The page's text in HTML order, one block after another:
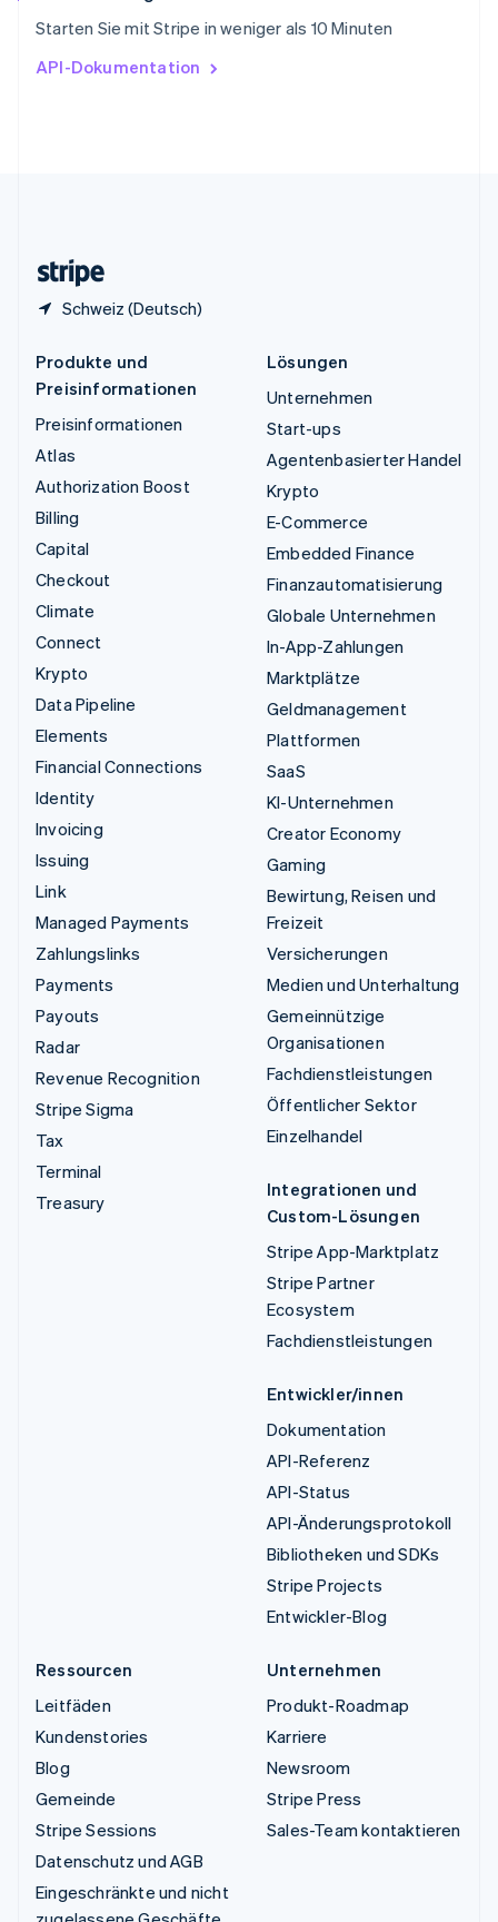
Starten Sie mit Stripe in weniger als 10 Minuten
API-Dokumentation
Schweiz (Deutsch)
English
English
Produkte und
Preisinformationen
Preisinformationen
Atlas
Authorization Boost
Billing
Capital
Checkout
Climate
Connect
Krypto
Data Pipeline
Elements
Financial Connections
Identity
Invoicing
Issuing
Link
Managed Payments
Zahlungslinks
Payments
Payouts
Radar
Revenue Recognition
Stripe Sigma
Tax
Terminal
Treasury
Lösungen
Unternehmen
Start-ups
Agentenbasierter Handel
Krypto
E-Commerce
Embedded Finance
Finanzautomatisierung
Globale Unternehmen
In-App-Zahlungen
Marktplätze
Geldmanagement
Plattformen
SaaS
KI-Unternehmen
Creator Economy
Gaming
Bewirtung, Reisen und
Freizeit
Versicherungen
Medien und Unterhaltung
Gemeinnützige
Organisationen
Fachdienstleistungen
Öffentlicher Sektor
Einzelhandel
Integrationen und
Custom-Lösungen
Stripe App-Marktplatz
Stripe Partner
Ecosystem
Fachdienstleistungen
Entwickler/innen
Dokumentation
API-Referenz
API-Status
API-Änderungsprotokoll
Bibliotheken und SDKs
Stripe Projects
Entwickler-Blog
Ressourcen
Leitfäden
Kundenstories
Blog
Gemeinde
Stripe Sessions
Datenschutz und AGB
Eingeschränkte und nicht
Unternehmen
Produkt-Roadmap
Karriere
Newsroom
Stripe Press
Sales-Team kontaktieren